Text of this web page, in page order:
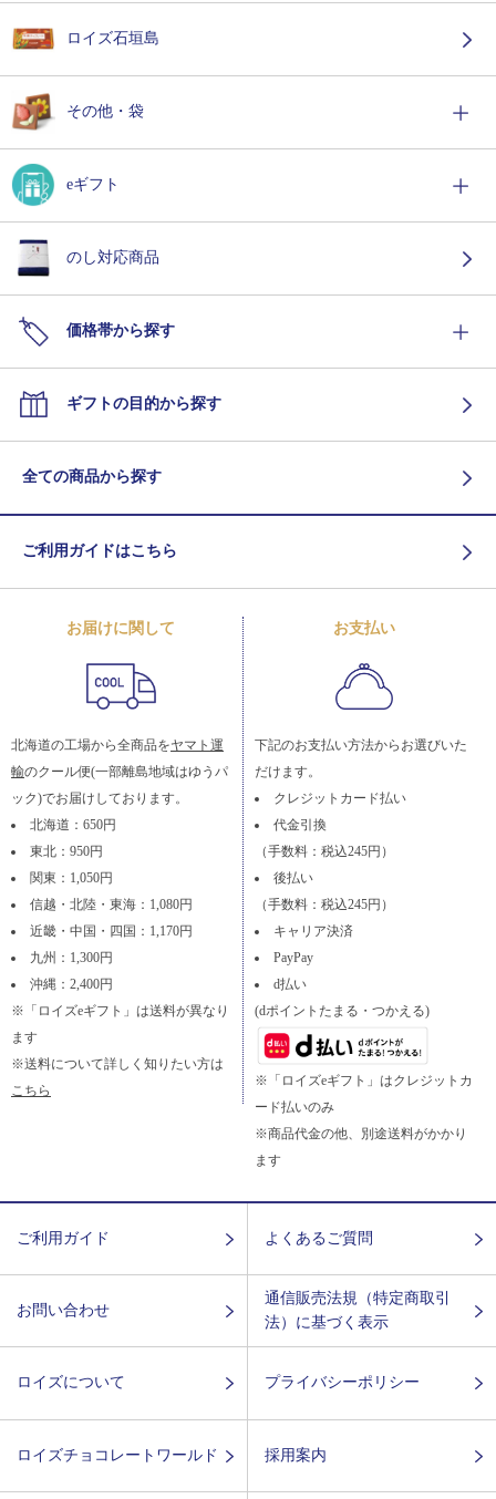
ロイズ石垣島
その他・袋
eギフト
のし対応商品
価格帯から探す
ギフトの目的から探す
全ての商品から探す
ご利用ガイドはこちら
お届けに関して
北海道の工場から全商品をヤマト運
輸のクール便(一部離島地域はゆうパ
ック)でお届けしております。
北海道：650円
東北：950円
関東：1,050円
信越・北陸・東海：1,080円
近畿・中国・四国：1,170円
九州：1,300円
沖縄：2,400円
※「ロイズeギフト」は送料が異なり
ます
※送料について詳しく知りたい方は
こちら
お支払い
下記のお支払い方法からお選びいた
だけます。
クレジットカード払い
代金引換
（手数料：税込245円）
後払い
（手数料：税込245円）
キャリア決済
PayPay
d払い
(dポイントたまる・つかえる)
※「ロイズeギフト」はクレジットカ
ード払いのみ
※商品代金の他、別途送料がかかり
ます
ご利用ガイド よくあるご質問
お問い合わせ
通信販売法規（特定商取引
法）に基づく表示
ロイズについて プライバシーポリシー
ロイズチョコレートワールド 採用案内